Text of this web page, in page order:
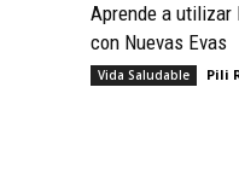
Aprende a utilizar
con Nuevas Evas
Vida Saludable Pili